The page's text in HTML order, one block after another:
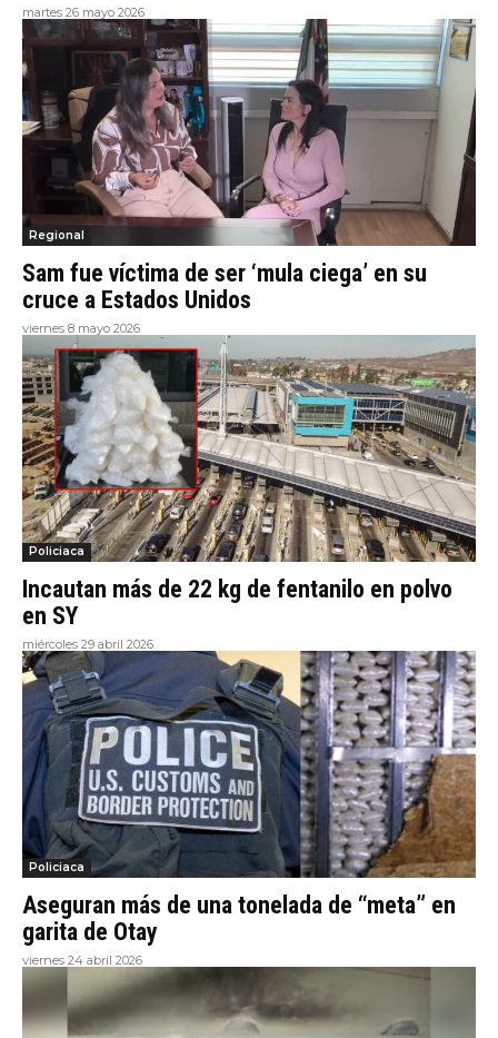
martes 26 mayo 2026
Regional
Sam fue víctima de ser ‘mula ciega’ en su
cruce a Estados Unidos
viernes 8 mayo 2026
Policiaca
Incautan más de 22 kg de fentanilo en polvo
en SY
miércoles 29 abril 2026
Policiaca
Aseguran más de una tonelada de “meta” en
garita de Otay
viernes 24 abril 2026